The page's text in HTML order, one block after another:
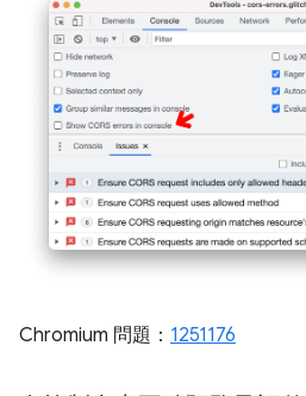
Chromium 問題： 1251176